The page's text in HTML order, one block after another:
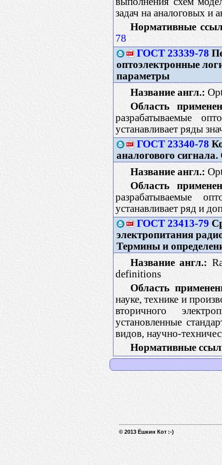
задач на аналоговых
Нормативные
78
ГОСТ 23339-78
оптоэлектронные
параметры
Название англ.:
Область
разрабатываемые
устанавливает ряды
ГОСТ 23340-78
аналогового
Название англ.:
Область
разрабатываемые
устанавливает ряд и
ГОСТ 23413-79
электропитания
Термины и
Название англ.:
definitions
Область
науке, технике и
вторичного
установленные
видов, научно-
Нормативные
© 2013 Ёшкин Кот :-)